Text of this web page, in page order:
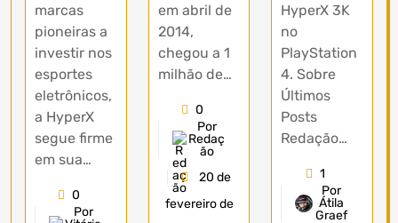
marcas
pioneiras a
investir nos
esportes
eletrônicos,
a HyperX
segue firme
em sua…
0
Por
em abril de
2014,
chegou a 1
milhão de…
0
Por
Redaç
ão
20 de
fevereiro de
HyperX 3K
no
PlayStation
4. Sobre
Últimos
Posts
Redação…
1
Por
Átila
Graef